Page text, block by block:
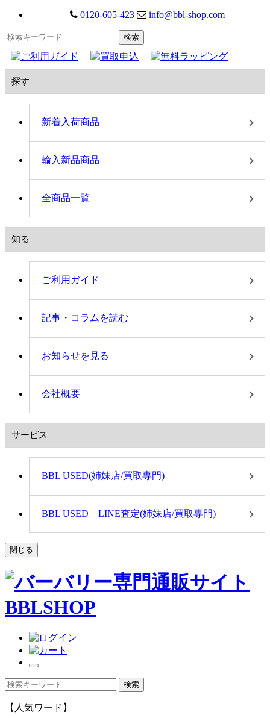
0120-605-423 info@bbl-shop.com
探す
新着入荷商品
輸入新品商品
全商品一覧
知る
ご利用ガイド
記事・コラムを読む
お知らせを見る
会社概要
サービス
BBL USED(姉妹店/買取専門)
BBL USED LINE査定(姉妹店/買取専門)
閉じる
【人気ワード】